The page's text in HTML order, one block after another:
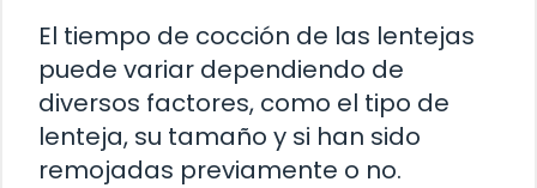
El tiempo de cocción de las lentejas
puede variar dependiendo de
diversos factores, como el tipo de
lenteja, su tamaño y si han sido
remojadas previamente o no.